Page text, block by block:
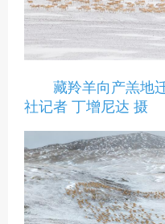
藏羚羊向产羔地迁
社记者 丁增尼达 摄